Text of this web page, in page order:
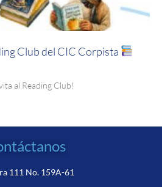
Club del CIC Corpista
al Reading Club!
111 No. 159A-61